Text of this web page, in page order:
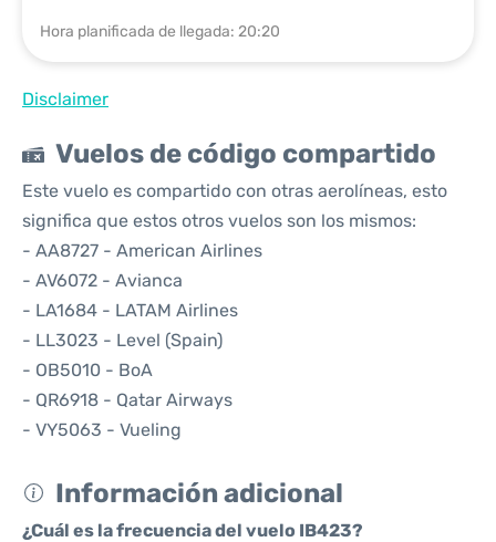
Hora planificada de llegada: 20:20
Disclaimer
Vuelos de código compartido
Este vuelo es compartido con otras aerolíneas, esto
significa que estos otros vuelos son los mismos:
- AA8727 - American Airlines
- AV6072 - Avianca
- LA1684 - LATAM Airlines
- LL3023 - Level (Spain)
- OB5010 - BoA
- QR6918 - Qatar Airways
- VY5063 - Vueling
Información adicional
¿Cuál es la frecuencia del vuelo IB423?